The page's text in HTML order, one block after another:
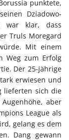
punktete,
Dziadowo-
war klar, dass
Truls Moregard
Mit einem
Weg zum Erfolg
Der 25-jährige
erwiesen und
lieferten sich die
aber
League als
gelang es dem
Dang gewann